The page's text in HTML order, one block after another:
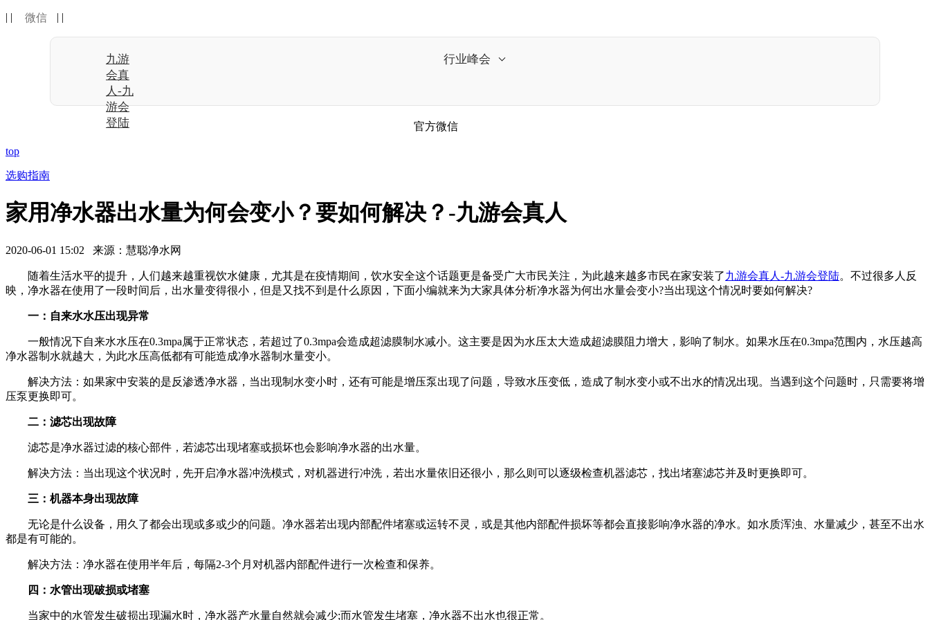
| | 微信 | |
九游
会真
人-九
游会
登陆
行业峰会
官方微信
top
选购指南
家用净水器出水量为何会变小？要如何解决？-九游会真人
2020-06-01 15:02 来源：慧聪净水网
随着生活水平的提升，人们越来越重视饮水健康，尤其是在疫情期间，饮水安全这个话题更是备受广大市民关注，为此越来越多市民在家安装了九游会真人-九游会登陆。不过很多人反
映，净水器在使用了一段时间后，出水量变得很小，但是又找不到是什么原因，下面小编就来为大家具体分析净水器为何出水量会变小?当出现这个情况时要如何解决?
一：自来水水压出现异常
一般情况下自来水水压在0.3mpa属于正常状态，若超过了0.3mpa会造成超滤膜制水减小。这主要是因为水压太大造成超滤膜阻力增大，影响了制水。如果水压在0.3mpa范围内，水压越高
净水器制水就越大，为此水压高低都有可能造成净水器制水量变小。
解决方法：如果家中安装的是反渗透净水器，当出现制水变小时，还有可能是增压泵出现了问题，导致水压变低，造成了制水变小或不出水的情况出现。当遇到这个问题时，只需要将增
压泵更换即可。
二：滤芯出现故障
滤芯是净水器过滤的核心部件，若滤芯出现堵塞或损坏也会影响净水器的出水量。
解决方法：当出现这个状况时，先开启净水器冲洗模式，对机器进行冲洗，若出水量依旧还很小，那么则可以逐级检查机器滤芯，找出堵塞滤芯并及时更换即可。
三：机器本身出现故障
无论是什么设备，用久了都会出现或多或少的问题。净水器若出现内部配件堵塞或运转不灵，或是其他内部配件损坏等都会直接影响净水器的净水。如水质浑浊、水量减少，甚至不出水
都是有可能的。
解决方法：净水器在使用半年后，每隔2-3个月对机器内部配件进行一次检查和保养。
四：水管出现破损或堵塞
当家中的水管发生破损出现漏水时，净水器产水量自然就会减少;而水管发生堵塞，净水器不出水也很正常。